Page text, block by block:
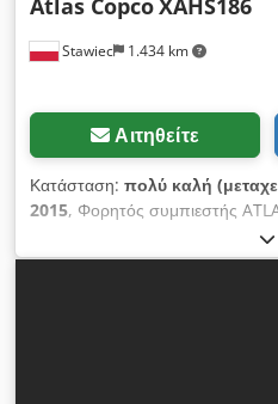
Stawiec 1.434 km
Αιτηθείτε
Κατάσταση: πολύ καλή
2015, Φορητός συμπιεστής
μηχάνημα με τελικό ψύκτη,
χαρακτηριστικά:
λειτουργίας 12 bar· έτος